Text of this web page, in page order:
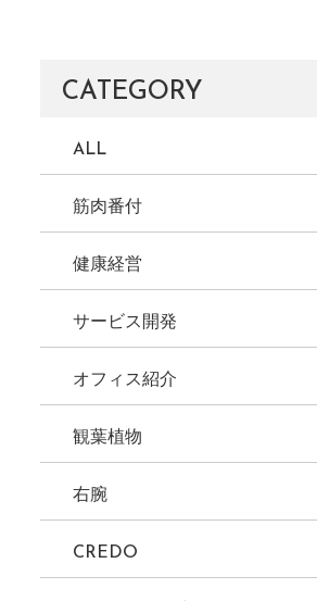
CATEGORY
ALL
筋肉番付
健康経営
サービス開発
オフィス紹介
観葉植物
右腕
CREDO